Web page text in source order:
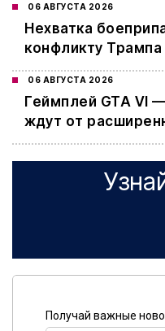
06 АВГУСТА 2026
Нехватка
конфликту
06 АВГУСТА 2026
Геймплей GTA VI
ждут от